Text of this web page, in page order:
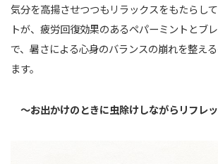
気分を高揚させつつもリラックスをもたらし
トが、疲労回復効果のあるペパーミントとブ
で、暑さによる心身のバランスの崩れを整え
ます。
〜お出かけのときに虫除けしながらリフレ